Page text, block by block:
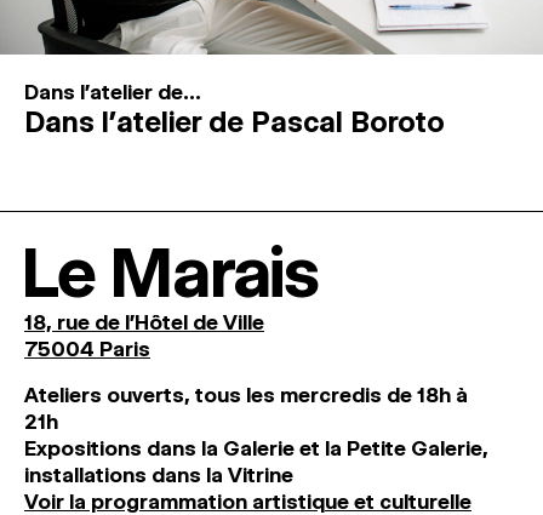
Dans l'atelier de...
Dans l’atelier de Pascal Boroto
Le Marais
18, rue de l'Hôtel de Ville
75004 Paris
Ateliers ouverts, tous les mercredis de 18h à
21h
Expositions dans la Galerie et la Petite Galerie,
installations dans la Vitrine
Voir la programmation artistique et culturelle